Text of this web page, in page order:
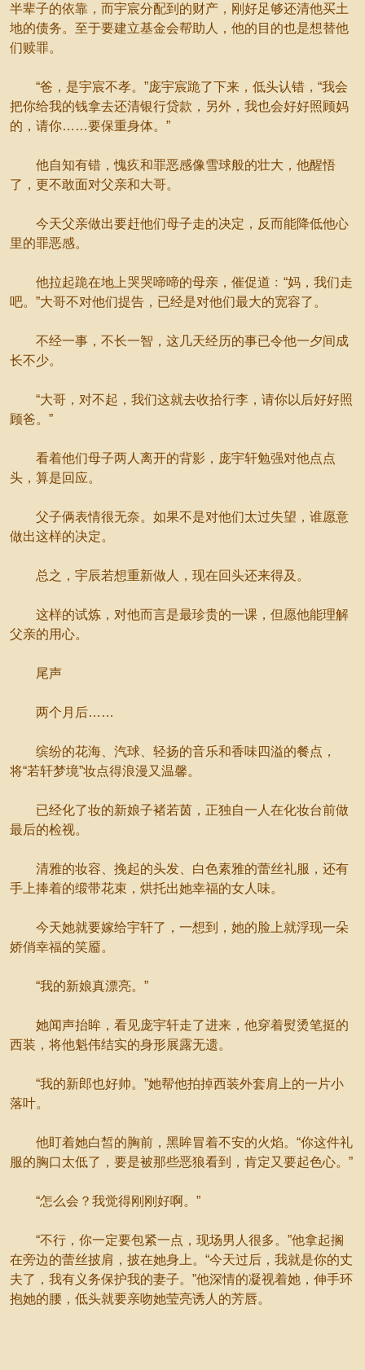
半辈子的依靠，而宇宸分配到的财产，刚好足够还清他买土
地的债务。至于要建立基金会帮助人，他的目的也是想替他
们赎罪。
“爸，是宇宸不孝。”庞宇宸跪了下来，低头认错，“我会
把你给我的钱拿去还清银行贷款，另外，我也会好好照顾妈
的，请你……要保重身体。”
他自知有错，愧疚和罪恶感像雪球般的壮大，他醒悟
了，更不敢面对父亲和大哥。
今天父亲做出要赶他们母子走的决定，反而能降低他心
里的罪恶感。
他拉起跪在地上哭哭啼啼的母亲，催促道﹕“妈，我们走
吧。”大哥不对他们提告，已经是对他们最大的宽容了。
不经一事，不长一智，这几天经历的事已令他一夕间成
长不少。
“大哥，对不起，我们这就去收拾行李，请你以后好好照
顾爸。”
看着他们母子两人离开的背影，庞宇轩勉强对他点点
头，算是回应。
父子俩表情很无奈。如果不是对他们太过失望，谁愿意
做出这样的决定。
总之，宇辰若想重新做人，现在回头还来得及。
这样的试炼，对他而言是最珍贵的一课，但愿他能理解
父亲的用心。
尾声
两个月后……
缤纷的花海、汽球、轻扬的音乐和香味四溢的餐点，
将“若轩梦境”妆点得浪漫又温馨。
已经化了妆的新娘子褚若茵，正独自一人在化妆台前做
最后的检视。
清雅的妆容、挽起的头发、白色素雅的蕾丝礼服，还有
手上捧着的缎带花束，烘托出她幸福的女人味。
今天她就要嫁给宇轩了，一想到，她的脸上就浮现一朵
娇俏幸福的笑靥。
“我的新娘真漂亮。”
她闻声抬眸，看见庞宇轩走了进来，他穿着熨烫笔挺的
西装，将他魁伟结实的身形展露无遗。
“我的新郎也好帅。”她帮他拍掉西装外套肩上的一片小
落叶。
他盯着她白皙的胸前，黑眸冒着不安的火焰。“你这件礼
服的胸口太低了，要是被那些恶狼看到，肯定又要起色心。”
“怎么会？我觉得刚刚好啊。”
“不行，你一定要包紧一点，现场男人很多。”他拿起搁
在旁边的蕾丝披肩，披在她身上。“今天过后，我就是你的丈
夫了，我有义务保护我的妻子。”他深情的凝视着她，伸手环
抱她的腰，低头就要亲吻她莹亮诱人的芳唇。